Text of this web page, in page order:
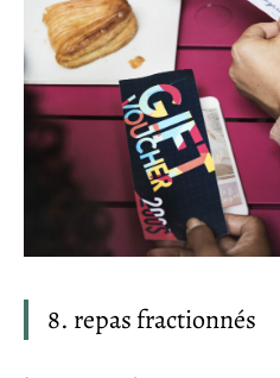
8. repas fractionnés